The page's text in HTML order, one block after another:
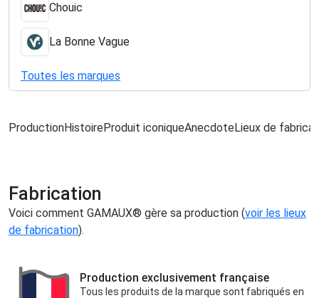
Chouic
La Bonne Vague
Toutes les marques
ProductionHistoireProduit iconiqueAnecdoteLieux de
Fabrication
Voici comment GAMAUX® gère sa production (voir les lieux
de fabrication).
Production exclusivement française
Tous les produits de la marque sont fabriqués en